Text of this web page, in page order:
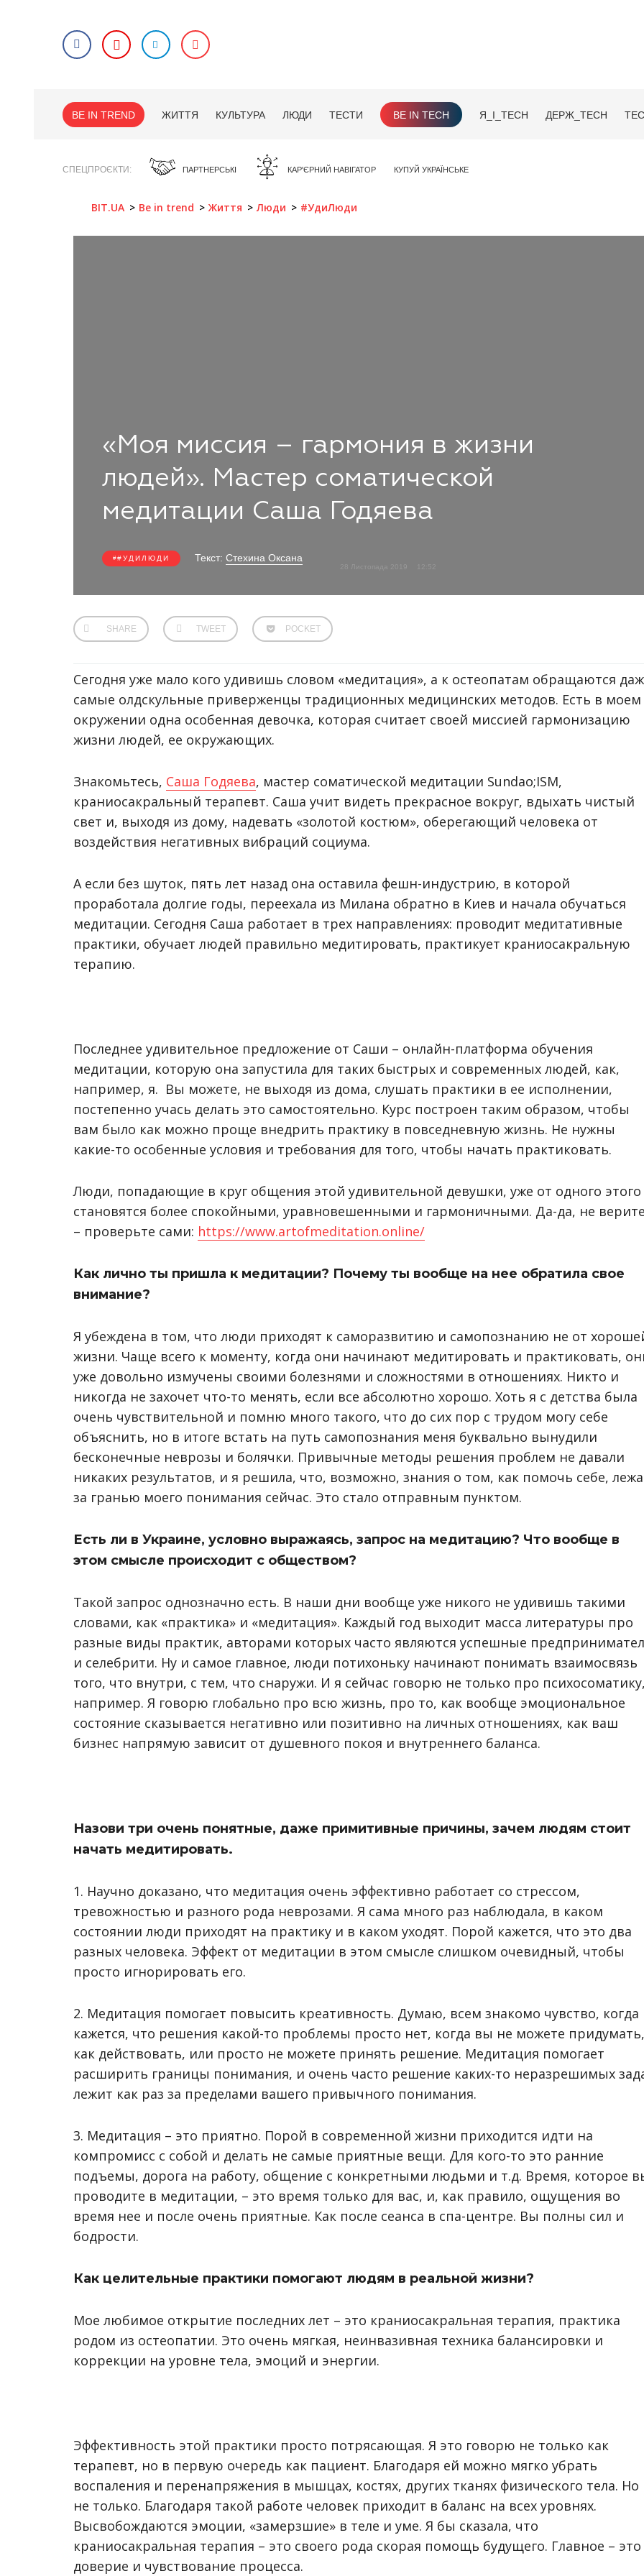
BE IN TREND ЖИТТЯ КУЛЬТУРА ЛЮДИ ТЕСТИ BE IN TECH Я_І_TECH ДЕРЖ_TECH
СПЕЦПРОЄКТИ ПАРТНЕРСЬКІ КАР'ЄРНИЙ НАВІГАТОР КУПУЙ УКРАЇНСЬКЕ
BIT.UA Be in trend Життя Люди #УдиЛюди
«Моя миссия – гармония в жизни
людей». Мастер соматической
медитации Саша Годяева
#УДИЛЮДИ Текст: Стехина Оксана
28 Листопада 2019
SHARE TWEET POCKET
Сегодня уже мало кого удивишь словом «медитация», а к остеопатам обращаются
самые олдскульные приверженцы традиционных медицинских методов. Есть в моем
окружении одна особенная девочка, которая считает своей миссией гармонизацию
жизни людей, ее окружающих.
Знакомьтесь, Саша Годяева, мастер соматической медитации Sundao;ISM,
краниосакральный терапевт. Саша учит видеть прекрасное вокруг, вдыхать чистый
свет и, выходя из дому, надевать «золотой костюм», оберегающий человека от
воздействия негативных вибраций социума.
А если без шуток, пять лет назад она оставила фешн-индустрию, в которой
проработала долгие годы, переехала из Милана обратно в Киев и начала обучаться
медитации. Сегодня Саша работает в трех направлениях: проводит медитативные
практики, обучает людей правильно медитировать, практикует краниосакральную
терапию.
Последнее удивительное предложение от Саши – онлайн-платформа обучения
медитации, которую она запустила для таких быстрых и современных людей, как,
например, я. Вы можете, не выходя из дома, слушать практики в ее исполнении,
постепенно учась делать это самостоятельно. Курс построен таким образом, чтобы
вам было как можно проще внедрить практику в повседневную жизнь. Не нужны
какие-то особенные условия и требования для того, чтобы начать практиковать.
Люди, попадающие в круг общения этой удивительной девушки, уже от одного этого
становятся более спокойными, уравновешенными и гармоничными. Да-да, не
– проверьте сами: https://www.artofmeditation.online/
Как лично ты пришла к медитации? Почему ты вообще на нее обратила свое
внимание?
Я убеждена в том, что люди приходят к саморазвитию и самопознанию не от
жизни. Чаще всего к моменту, когда они начинают медитировать и практиковать,
уже довольно измучены своими болезнями и сложностями в отношениях. Никто и
никогда не захочет что-то менять, если все абсолютно хорошо. Хоть я с детства была
очень чувствительной и помню много такого, что до сих пор с трудом могу себе
объяснить, но в итоге встать на путь самопознания меня буквально вынудили
бесконечные неврозы и болячки. Привычные методы решения проблем не давали
никаких результатов, и я решила, что, возможно, знания о том, как помочь себе,
за гранью моего понимания сейчас. Это стало отправным пунктом.
Есть ли в Украине, условно выражаясь, запрос на медитацию? Что вообще в
этом смысле происходит с обществом?
Такой запрос однозначно есть. В наши дни вообще уже никого не удивишь такими
словами, как «практика» и «медитация». Каждый год выходит масса литературы про
разные виды практик, авторами которых часто являются успешные
и селебрити. Ну и самое главное, люди потихоньку начинают понимать взаимосвязь
того, что внутри, с тем, что снаружи. И я сейчас говорю не только про
например. Я говорю глобально про всю жизнь, про то, как вообще эмоциональное
состояние сказывается негативно или позитивно на личных отношениях, как ваш
бизнес напрямую зависит от душевного покоя и внутреннего баланса.
Назови три очень понятные, даже примитивные причины, зачем людям стоит
начать медитировать.
1. Научно доказано, что медитация очень эффективно работает со стрессом,
тревожностью и разного рода неврозами. Я сама много раз наблюдала, в каком
состоянии люди приходят на практику и в каком уходят. Порой кажется, что это два
разных человека. Эффект от медитации в этом смысле слишком очевидный, чтобы
просто игнорировать его.
2. Медитация помогает повысить креативность. Думаю, всем знакомо чувство, когда
кажется, что решения какой-то проблемы просто нет, когда вы не можете придумать,
как действовать, или просто не можете принять решение. Медитация помогает
расширить границы понимания, и очень часто решение каких-то неразрешимых
лежит как раз за пределами вашего привычного понимания.
3. Медитация – это приятно. Порой в современной жизни приходится идти на
компромисс с собой и делать не самые приятные вещи. Для кого-то это ранние
подъемы, дорога на работу, общение с конкретными людьми и т.д. Время, которое
проводите в медитации, – это время только для вас, и, как правило, ощущения во
время нее и после очень приятные. Как после сеанса в спа-центре. Вы полны сил и
бодрости.
Как целительные практики помогают людям в реальной жизни?
Мое любимое открытие последних лет – это краниосакральная терапия, практика
родом из остеопатии. Это очень мягкая, неинвазивная техника балансировки и
коррекции на уровне тела, эмоций и энергии.
Эффективность этой практики просто потрясающая. Я это говорю не только как
терапевт, но в первую очередь как пациент. Благодаря ей можно мягко убрать
воспаления и перенапряжения в мышцах, костях, других тканях физического тела. Но
не только. Благодаря такой работе человек приходит в баланс на всех уровнях.
Высвобождаются эмоции, «замерзшие» в теле и уме. Я бы сказала, что
краниосакральная терапия – это своего рода скорая помощь будущего. Главное – это
доверие и чувствование процесса.